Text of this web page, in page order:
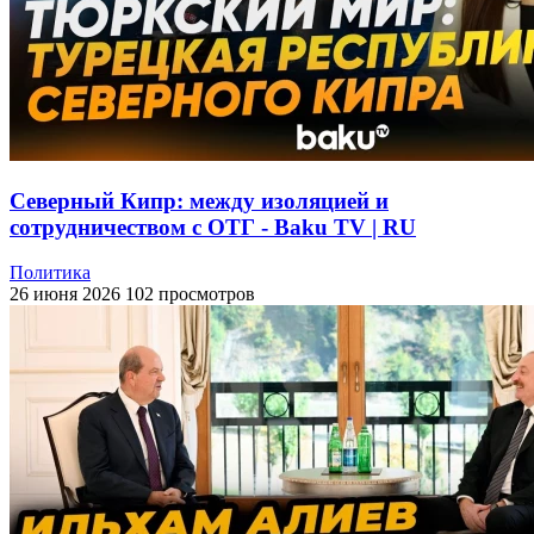
Северный Кипр: между изоляцией и
сотрудничеством с ОТГ - Baku TV | RU
Политика
26 июня 2026 102 просмотров